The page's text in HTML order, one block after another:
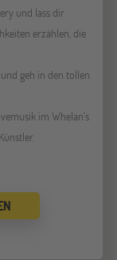
und lass dir
erzählen, die
geh in den tollen
im Whelan's